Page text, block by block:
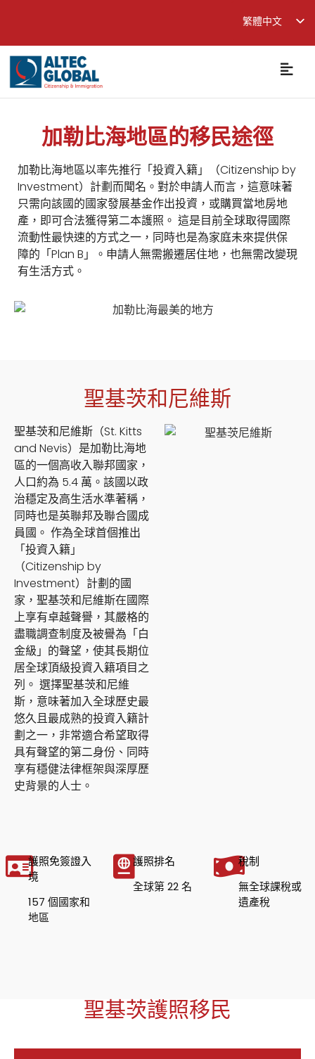
繁體中文
English
简体中文
加勒比海地區的移民途徑
加勒比海地區以率先推行「投資入籍」（Citizenship by
Investment）計劃而聞名。對於申請人而言，這意味著
只需向該國的國家發展基金作出投資，或購買當地房地
產，即可合法獲得第二本護照。 這是目前全球取得國際
流動性最快速的方式之一，同時也是為家庭未來提供保
障的「Plan B」。申請人無需搬遷居住地，也無需改變現
有生活方式。
聖基茨和尼維斯
聖基茨和尼維斯（St. Kitts
and Nevis）是加勒比海地
區的一個高收入聯邦國家，
人口約為 5.4 萬。該國以政
治穩定及高生活水準著稱，
同時也是英聯邦及聯合國成
員國。 作為全球首個推出
「投資入籍」
（Citizenship by
Investment）計劃的國
家，聖基茨和尼維斯在國際
上享有卓越聲譽，其嚴格的
盡職調查制度及被譽為「白
金級」的聲望，使其長期位
居全球頂級投資入籍項目之
列。 選擇聖基茨和尼維
斯，意味著加入全球歷史最
悠久且最成熟的投資入籍計
劃之一，非常適合希望取得
具有聲望的第二身份、同時
享有穩健法律框架與深厚歷
史背景的人士。
護照免簽證入
境
157 個國家和
地區
護照排名
全球第 22 名
稅制
無全球課稅或
遺產稅
聖基茨護照移民